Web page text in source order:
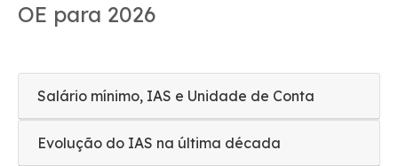
OE para 2026
Salário mínimo, IAS e Unidade de Conta
Evolução do IAS na última década